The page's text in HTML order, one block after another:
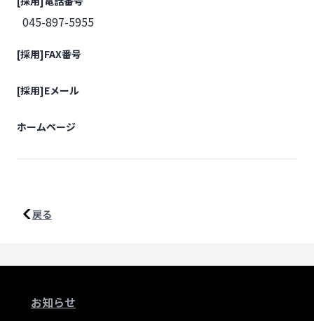
045-897-5955
[採用]FAX番号
[採用]Eメール
ホームページ
戻る
お知らせ